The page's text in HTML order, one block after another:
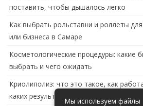
поставить, чтобы дышалось легко
Как выбрать рольставни и роллеты
или бизнеса в Самаре
Косметологические процедуры: какие
выбрать и чего ожидать
Криолиполиз: что это такое, как
каких результатов ждать
Мы используем файлы